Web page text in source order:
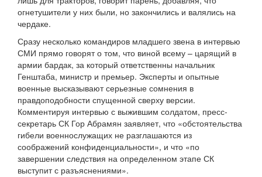
огнетушители у них были, но закончились и валялись на
чердаке.
Сразу несколько командиров младшего звена в интервью
СМИ прямо говорят о том, что виной всему – царящий в
армии бардак, за который ответственны начальник
Генштаба, министр и премьер. Эксперты и опытные
военные высказывают серьезные сомнения в
правдоподобности спущенной сверху версии.
Комментируя интервью с выжившим солдатом, пресс-
секретарь СК Гор Абрамян заявляет, что «обстоятельства
гибели военнослужащих не разглашаются из
соображений конфиденциальности», и что «по
завершении следствия на определенном этапе СК
выступит с разъяснениями».